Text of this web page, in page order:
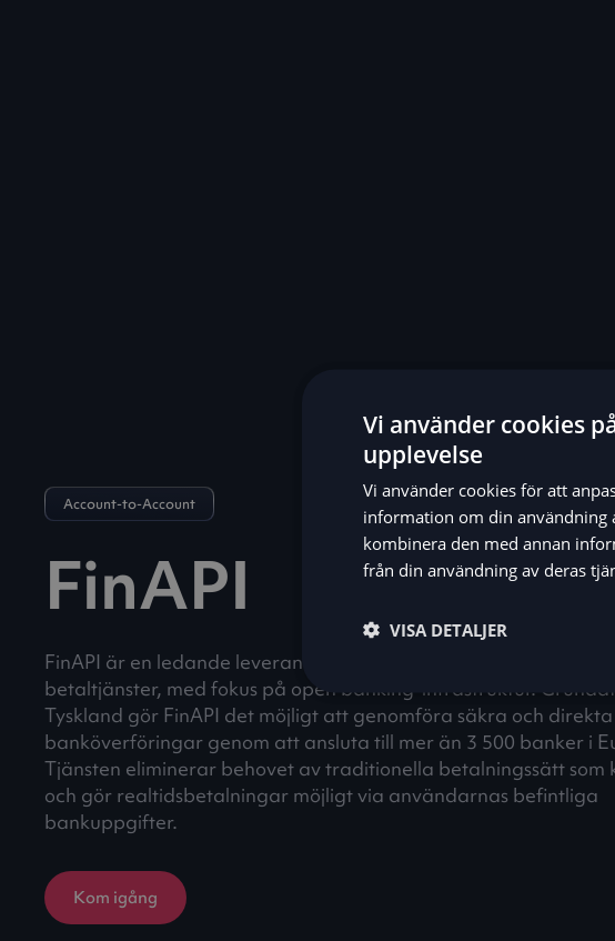
Account-to-Account
FinAPI
FinAPI är en ledande leverantör av Account-to-Account (A2A)
betaltjänster, med fokus på open banking-infrastruktur.
Tyskland gör FinAPI det möjligt att genomföra säkra och direkta
banköverföringar genom att ansluta till mer än 3 500 banker i
Tjänsten eliminerar behovet av traditionella betalningssätt som
och gör realtidsbetalningar möjligt via användarnas befintliga
bankuppgifter.
Kom igång
Vi använder cookies
upplevelse
Vi använder cookies för att
information om din användning
kombinera den med annan
från din användning av deras
VISA DETALJER